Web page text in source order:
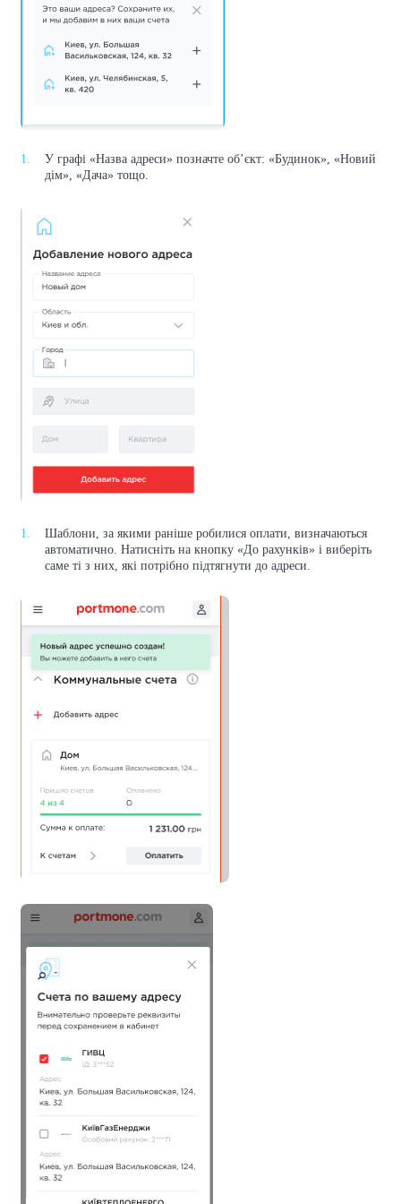
У графі «Назва адреси» позначте об’єкт: «Будинок», «Новий
дім», «Дача» тощо.
Шаблони, за якими раніше робилися оплати, визначаються
автоматично. Натисніть на кнопку «До рахунків» і виберіть
саме ті з них, які потрібно підтягнути до адреси.